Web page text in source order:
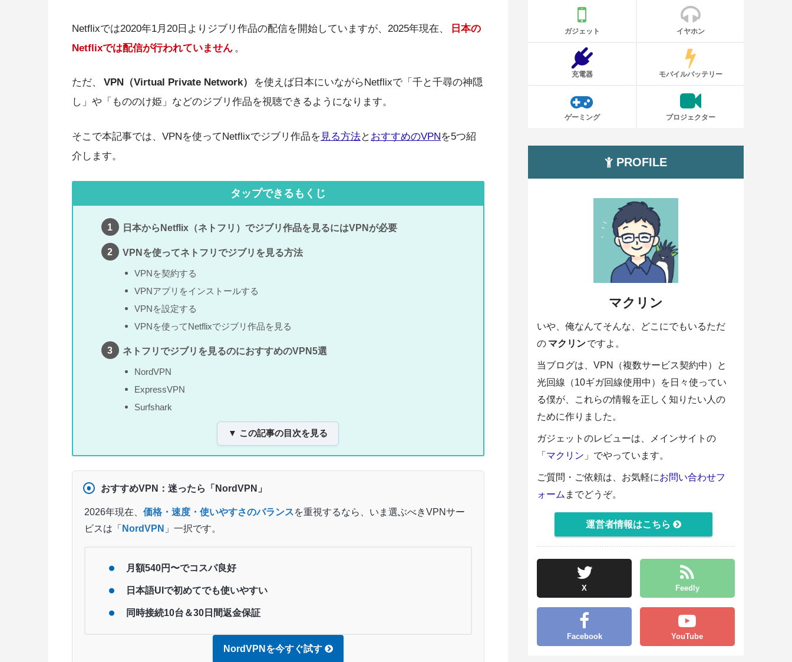
Netflixでは2020年1月20日よりジブリ作品の配信を開始していますが、2025年現在、
日本の
Netflixでは配信が行われていません 。
ただ、 VPN（Virtual Private Network）
を使えば日本にいながらNetflixで「千と千尋の神隠
し」や「もののけ姫」などのジブリ作品を視聴できるようになります。
そこで本記事では、VPNを使ってNetflixでジブリ作品を 見る方法と おすすめのVPNを5つ紹
介します。
タップできるもくじ
日本からNetflix（ネトフリ）でジブリ作品を見るにはVPNが必要
VPNを使ってネトフリでジブリを見る方法
VPNを契約する
VPNアプリをインストールする
VPNを設定する
VPNを使ってNetflixでジブリ作品を見る
ネトフリでジブリを見るのにおすすめのVPN5選
NordVPN
ExpressVPN
Surfshark
▼ この記事の目次を見る
おすすめVPN：迷ったら「NordVPN」
2026年現在、 価格・速度・使いやすさのバランスを重視するなら、いま選ぶべきVPNサー
ビスは「 NordVPN 」一択です。
月額540円〜でコスパ良好
日本語UIで初めてでも使いやすい
同時接続10台＆30日間返金保証
NordVPNを今すぐ試す
ガジェット イヤホン
充電器 モバイルバッテリー
ゲーミング プロジェクター
PROFILE
マクリン
いや、俺なんてそんな、どこにでもいるただ
の マクリン ですよ。
当ブログは、VPN（複数サービス契約中）と
光回線（10ギガ回線使用中）を日々使ってい
る僕が、これらの情報を正しく知りたい人の
ために作りました。
ガジェットのレビューは、メインサイトの
「 マクリン 」でやっています。
ご質問・ご依頼は、お気軽にお問い合わせフ
ォーム までどうぞ。
運営者情報はこちら
X Feedly
Facebook YouTube